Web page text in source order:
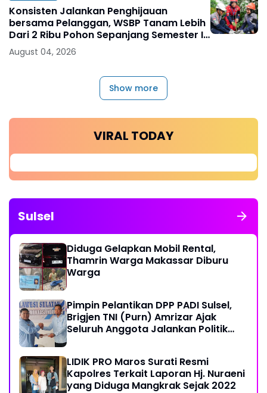
Konsisten Jalankan Penghijauan
bersama Pelanggan, WSBP Tanam Lebih
Dari 2 Ribu Pohon Sepanjang Semester I
2026
August 04, 2026
Show more
VIRAL TODAY
Sulsel
Diduga Gelapkan Mobil Rental,
Thamrin Warga Makassar Diburu
Warga
Pimpin Pelantikan DPP PADI Sulsel,
Brigjen TNI (Purn) Amrizar Ajak
Seluruh Anggota Jalankan Politik
LIDIK PRO Maros Surati Resmi
Kapolres Terkait Laporan Hj. Nuraeni
yang Diduga Mangkrak Sejak 2022